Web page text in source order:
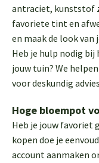
antraciet, kunststof
favoriete tint en
en maak de look
Heb je hulp nodig
jouw tuin? We
voor deskundig
Hoge bloempot
Heb je jouw favoriet
kopen doe je
account aanmaken